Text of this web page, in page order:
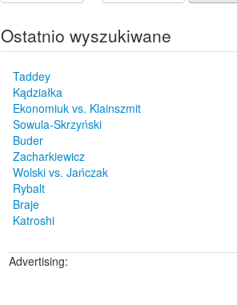
Ostatnio wyszukiwane
Taddey
Kądziałka
Ekonomiuk vs. Klainszmit
Sowula-Skrzyński
Buder
Zacharkiewicz
Wolski vs. Jańczak
Rybalt
Braje
Katroshi
Advertising: